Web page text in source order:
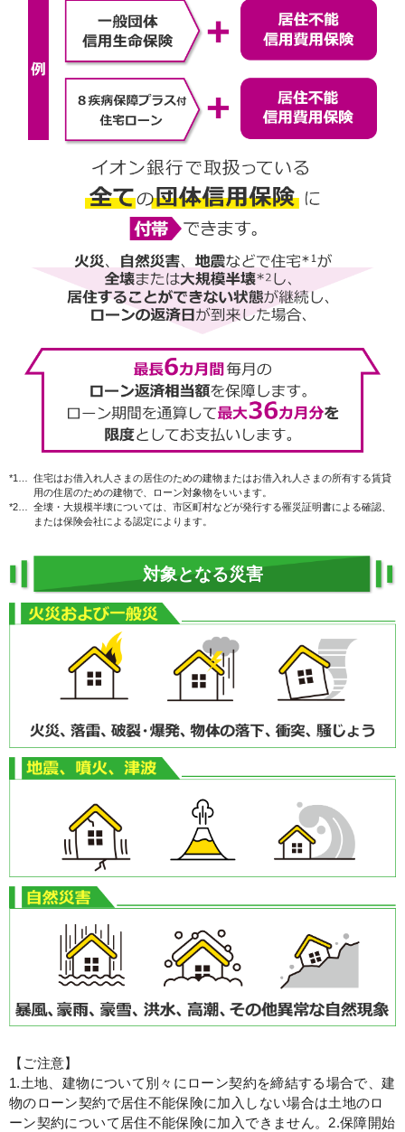
*1…
住宅はお借入れ人さまの居住のための建物またはお借入れ人さまの所有する賃貸
用の住居のための建物で、ローン対象物をいいます。
*2…
全壊・大規模半壊については、市区町村などが発行する罹災証明書による確認、
または保険会社による認定によります。
対象となる災害
【ご注意】
1.土地、建物について別々にローン契約を締結する場合で、建
物のローン契約で居住不能保険に加入しない場合は土地のロ
ーン契約について居住不能保険に加入できません。2.保障開始